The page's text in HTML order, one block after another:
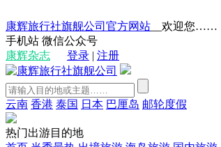
康辉旅行社旗舰公司官方网站 __欢迎您……
手机站 微信公众号
康辉杂志
登录 | 注册
云南 香港 泰国 日本 巴厘岛 邮轮度假
热门出游目的地